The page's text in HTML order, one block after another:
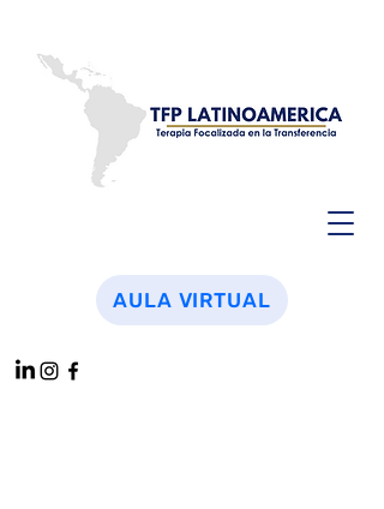
AULA VIRTUAL